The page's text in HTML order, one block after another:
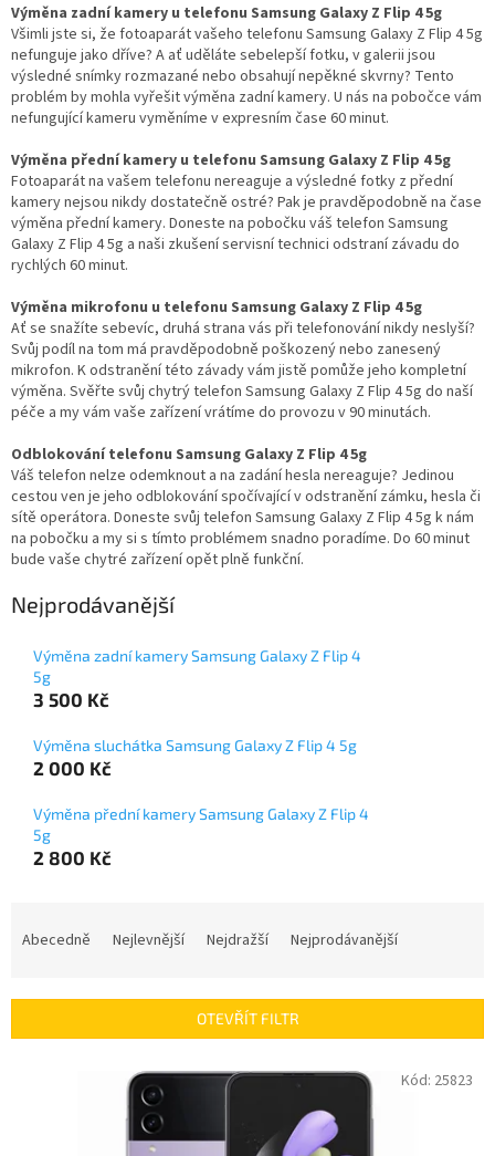
Výměna zadní kamery u telefonu Samsung Galaxy Z Flip 4 5g
Všimli jste si, že fotoaparát vašeho telefonu Samsung Galaxy Z Flip 4 5g
nefunguje jako dříve? A ať uděláte sebelepší fotku, v galerii jsou
výsledné snímky rozmazané nebo obsahují nepěkné skvrny? Tento
problém by mohla vyřešit výměna zadní kamery. U nás na pobočce vám
nefungující kameru vyměníme v expresním čase 60 minut.
Výměna přední kamery u telefonu Samsung Galaxy Z Flip 4 5g
Fotoaparát na vašem telefonu nereaguje a výsledné fotky z přední
kamery nejsou nikdy dostatečně ostré? Pak je pravděpodobně na čase
výměna přední kamery. Doneste na pobočku váš telefon Samsung
Galaxy Z Flip 4 5g a naši zkušení servisní technici odstraní závadu do
rychlých 60 minut.
Výměna mikrofonu u telefonu Samsung Galaxy Z Flip 4 5g
Ať se snažíte sebevíc, druhá strana vás při telefonování nikdy neslyší?
Svůj podíl na tom má pravděpodobně poškozený nebo zanesený
mikrofon. K odstranění této závady vám jistě pomůže jeho kompletní
výměna. Svěřte svůj chytrý telefon Samsung Galaxy Z Flip 4 5g do naší
péče a my vám vaše zařízení vrátíme do provozu v 90 minutách.
Odblokování telefonu Samsung Galaxy Z Flip 4 5g
Váš telefon nelze odemknout a na zadání hesla nereaguje? Jedinou
cestou ven je jeho odblokování spočívající v odstranění zámku, hesla či
sítě operátora. Doneste svůj telefon Samsung Galaxy Z Flip 4 5g k nám
na pobočku a my si s tímto problémem snadno poradíme. Do 60 minut
bude vaše chytré zařízení opět plně funkční.
Nejprodávanější
Výměna zadní kamery Samsung Galaxy Z Flip 4
5g
3 500 Kč
Výměna sluchátka Samsung Galaxy Z Flip 4 5g
2 000 Kč
Výměna přední kamery Samsung Galaxy Z Flip 4
5g
2 800 Kč
í
Abecedně Nejlevnější Nejdražší Nejprodávanější
OTEVŘÍT FILTR
Kód: 25823